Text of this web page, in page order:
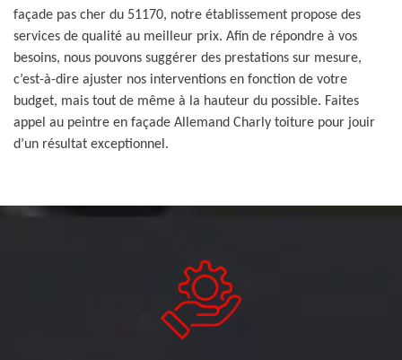
façade pas cher du 51170, notre établissement propose des
services de qualité au meilleur prix. Afin de répondre à vos
besoins, nous pouvons suggérer des prestations sur mesure,
c’est-à-dire ajuster nos interventions en fonction de votre
budget, mais tout de même à la hauteur du possible. Faites
appel au peintre en façade Allemand Charly toiture pour jouir
d’un résultat exceptionnel.